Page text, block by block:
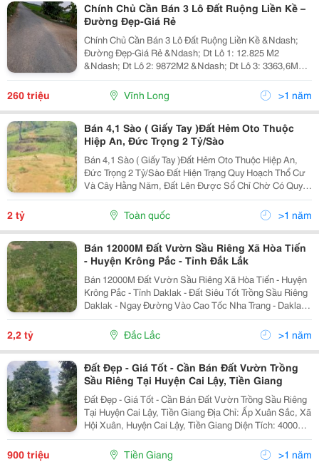
Chính Chủ Cần Bán 3 Lô Đất Ruộng Liền Kề –
Đường Đẹp-Giá Rẻ
Chính Chủ Cần Bán 3 Lô Đất Ruộng Liền Kề &Ndash;
Đường Đẹp-Giá Rẻ &Ndash; Dt Lô 1: 12.825 M2
&Ndash; Dt Lô 2: 9872M2 &Ndash; Dt Lô 3: 3363,6M2
&Ndash; Cả 3 Lô Nằm Sát Nhau, Đất Pha Cát Thích
Hợp Trồng Sầu Riêng, Bưởi, Cây Giống&Hellip;
&Ndash;...
260 triệu Vĩnh Long >1 năm
Bán 4,1 Sào ( Giấy Tay )Đất Hẻm Oto Thuộc
Hiệp An, Đức Trọng 2 Tỷ/Sào
Bán 4,1 Sào ( Giấy Tay )Đất Hẻm Oto Thuộc Hiệp An,
Đức Trọng 2 Tỷ/Sào Đất Hiện Trạng Quy Hoạch Thổ Cư
Và Cây Hằng Năm, Đất Lên Được Sổ Chỉ Chờ Có Quyết
Định Cấp Sổ. Thế Đất Đã Giật 3 Cấp Nhẹ, Trên Đất Đang
Trồng Sầu Riêng... Đất Bám Mặt Đường Tầm...
2 tỷ Toàn quốc >1 năm
Bán 12000M Đất Vườn Sầu Riêng Xã Hòa Tiến
- Huyện Krông Pắc - Tỉnh Đắk Lắk
Bán 12000M Đất Vườn Sầu Riêng Xã Hòa Tiến - Huyện
Krông Pắc - Tỉnh Daklak - Đất Siêu Tốt Trồng Sầu Riêng
Daklak - Ngay Đường Vào Cao Tốc Nha Trang - Daklak -
Giá: 2.2 Tỷ - Chỉ 190 Triệu/Sào (Tl) - Diện Tích: 65X150=
12000M, Nở Hậu 150M - 65M...
2,2 tỷ Đắc Lắc >1 năm
Đất Đẹp - Giá Tốt - Cần Bán Đất Vườn Trồng
Sầu Riêng Tại Huyện Cai Lậy, Tiền Giang
Đất Đẹp - Giá Tốt - Cần Bán Đất Vườn Trồng Sầu Riêng
Tại Huyện Cai Lậy, Tiền Giang Địa Chỉ: Ấp Xuân Sắc, Xã
Hội Xuân, Huyện Cai Lậy, Tiền Giang Diện Tích: 4000M2
Giá Bán: 900 Triệu/ Công ( Có Thương Lượng ) - Đất
Vườn Trồng Sầu Riêng Hơn 10 Năm...
900 triệu Tiền Giang >1 năm